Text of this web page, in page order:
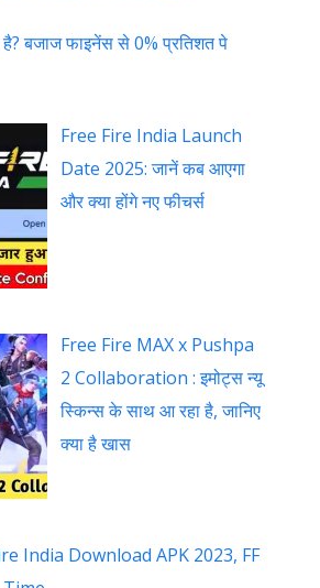
बजाज फाइनेंस से 0% प्रतिशत पे
Free Fire India Launch
Date 2025: जानें कब आएगा
और क्या होंगे नए फीचर्स
Free Fire MAX x Pushpa
2 Collaboration : इमोट्स न्यू
स्किन्स के साथ आ रहा है, जानिए
क्या है खास
India Download APK 2023, FF